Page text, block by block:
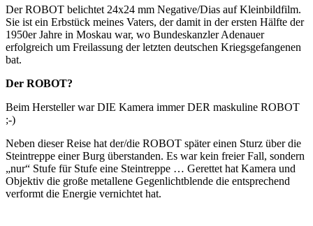
Der ROBOT belichtet 24x24 mm Negative/Dias auf Kleinbildfilm.
Sie ist ein Erbstück meines Vaters, der damit in der ersten Hälfte der
1950er Jahre in Moskau war, wo Bundeskanzler Adenauer
erfolgreich um Freilassung der letzten deutschen Kriegsgefangenen
bat.
Der ROBOT?
Beim Hersteller war DIE Kamera immer DER maskuline ROBOT
;-)
Neben dieser Reise hat der/die ROBOT später einen Sturz über die
Steintreppe einer Burg überstanden. Es war kein freier Fall, sondern
„nur“ Stufe für Stufe eine Steintreppe … Gerettet hat Kamera und
Objektiv die große metallene Gegenlichtblende die entsprechend
verformt die Energie vernichtet hat.